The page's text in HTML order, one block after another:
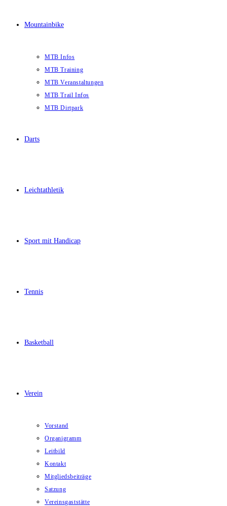
Mountainbike
MTB Infos
MTB Training
MTB Veranstaltungen
MTB Trail Infos
MTB Dirtpark
Darts
Leichtathletik
Sport mit Handicap
Tennis
Basketball
Verein
Vorstand
Organigramm
Leitbild
Kontakt
Mitgliedsbeiträge
Satzung
Vereinsgaststätte